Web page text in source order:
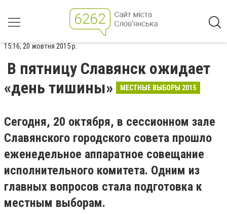
15:16, 20 жовтня 2015 р.
В пятницу Славянск ожидает
«день тишины»
МЕСТНЫЕ ВЫБОРЫ 2015
Сегодня, 20 октября, в сессионном зале
Славянского городского совета прошло
еженедельное аппаратное совещание
исполнительного комитета. Одним из
главных вопросов стала подготовка к
местным выборам.